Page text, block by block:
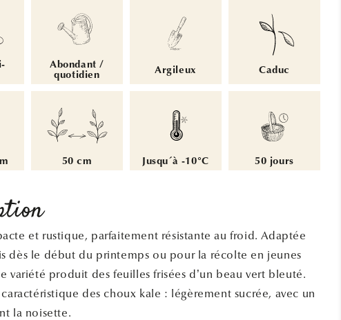
Abondant /
quotidien
Argileux Caduc
50 cm Jusqu´à -10°C 50 jours
et rustique, parfaitement résistante au froid. Adaptée
dès le début du printemps ou pour la récolte en jeunes
variété produit des feuilles frisées d’un beau vert bleuté.
caractéristique des choux kale : légèrement sucrée, avec un
la noisette.